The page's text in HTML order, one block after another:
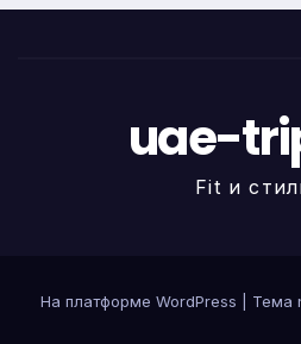
uae-
Fit и
На платформе WordPress Тема